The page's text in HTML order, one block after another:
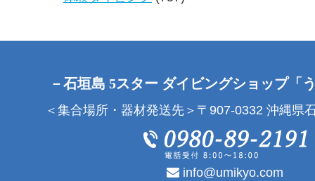
－石垣島 5スター ダイビングショップ「
＜集合場所・器材発送先＞〒907-0332 沖縄県
info@umikyo.com